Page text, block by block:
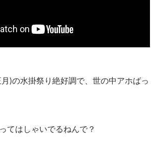
)の水掛祭り絶好調で、世の中アホばっ
てはしゃいでるねんで？